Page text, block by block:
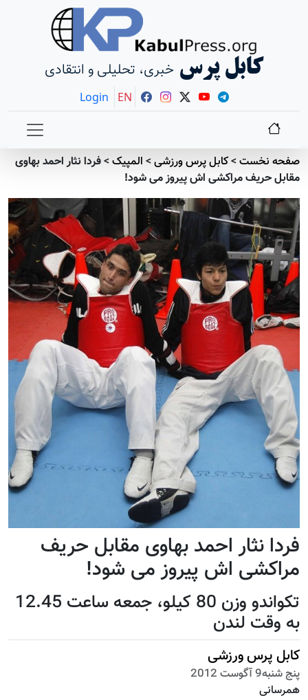
کابل پرس خبری، تحلیلی و انتقادی
Login EN
صفحه نخست>کابل پرس ورزشی> المپیک>فردا نثار احمد بهاوی
مقابل حریف مراکشی اش پیروز می شود!
فردا نثار احمد بهاوی مقابل حریف
مراکشی اش پیروز می شود!
تکواندو وزن 80 کیلو، جمعه ساعت 12.45
به وقت لندن
کابل پرس ورزشی
پنج شنبه9 آگوست 2012
همرسانی